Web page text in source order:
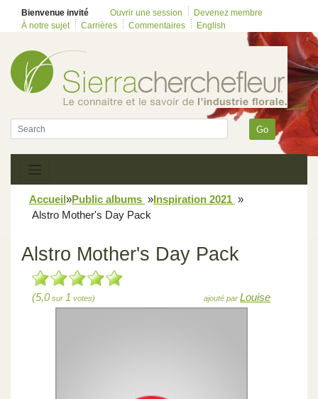
Bienvenue invité Ouvrir une session
Devenez membre
À notre sujet
Carrières Commentaires English
Go
Accueil»Public albums »Inspiration 2021 »
Alstro Mother's Day Pack
Alstro Mother's Day Pack
(5,0sur 1 votes) ajouté par Louise